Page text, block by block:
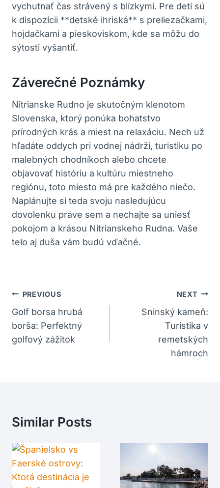
vychutnať čas strávený s blízkymi. Pre deti sú​
k dispozícii ⁤**detské ihriská** s preliezačkami,
hojdačkami a pieskoviskom, kde sa môžu do⁤
sýtosti vyšantiť.
Záverečné Poznámky
Nitrianske Rudno je skutočným klenotom​
Slovenska, ktorý ponúka bohatstvo
‍prírodných krás a miest na relaxáciu. Nech už‌
hľadáte oddych pri⁣ vodnej ‌nádrži, ⁣turistiku⁢ po
malebných chodníkoch alebo chcete⁣
objavovať históriu a ‍kultúru miestneho
regiónu, toto miesto má pre⁤ každého ⁢niečo.
Naplánujte si teda svoju nasledujúcu
dovolenku práve ⁣sem a nechajte⁢ sa uniesť
pokojom a ⁢krásou Nitrianskeho Rudna. Vaše
telo aj duša vám ⁢budú vďačné.
Navigácia
V
Článku
PREVIOUS
Golf borsa hrubá
borša: Perfektný
golfový zážitok
NEXT
Sninský kameň:
Turistika v
remetských
hámroch
Similar Posts